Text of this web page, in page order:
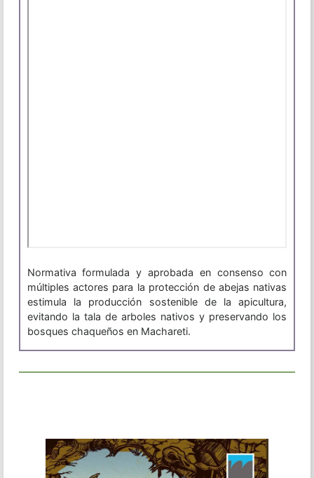
Normativa formulada y aprobada en consenso con
múltiples actores para la protección de abejas nativas
estimula la producción sostenible de la apicultura,
evitando la tala de arboles nativos y preservando los
bosques chaqueños en Machareti.